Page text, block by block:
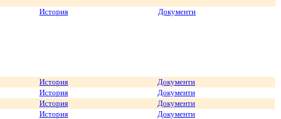
История Документи
История
Документи
История
Документи
История
Документи
История
Документи